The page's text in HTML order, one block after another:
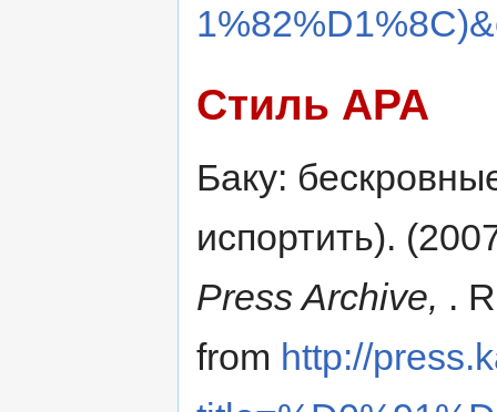
Стиль APA
Баку:
испортить).
Press Archive, .
from http://